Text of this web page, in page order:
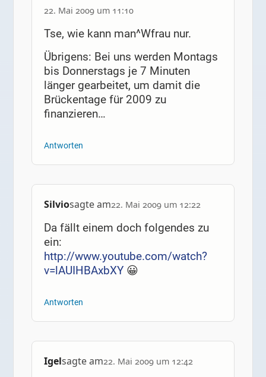
22. Mai 2009 um 11:10
Tse, wie kann man^Wfrau nur.
Übrigens: Bei uns werden Montags
bis Donnerstags je 7 Minuten
länger gearbeitet, um damit die
Brückentage für 2009 zu
finanzieren…
Antworten
Silviosagte am22. Mai 2009 um 12:22
Da fällt einem doch folgendes zu
ein:
http://www.youtube.com/watch?
v=lAUIHBAxbXY😀
Antworten
Igelsagte am22. Mai 2009 um 12:42